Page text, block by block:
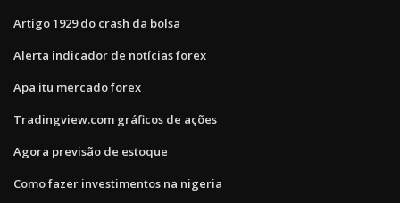
Artigo 1929 do crash da bolsa
Alerta indicador de notícias forex
Apa itu mercado forex
Tradingview.com gráficos de ações
Agora previsão de estoque
Como fazer investimentos na nigeria